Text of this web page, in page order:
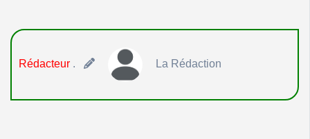
Rédacteur . La Rédaction